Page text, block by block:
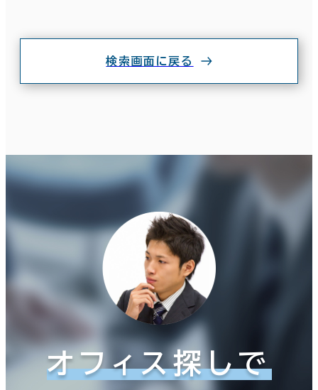
検索画面に戻る
オフィス探しで
条件で絞り込む
面積選択
～
複数フロアを含む
賃料選択（共益費含）
坪単価 月総額